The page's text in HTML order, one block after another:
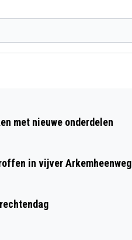
met nieuwe onderdelen
in vijver Arkemheenweg